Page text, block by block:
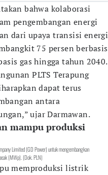
bahwa kolaborasi
pengembangan energi
dari upaya transisi energi
75 persen berbasis
gas hingga tahun 2040.
PLTS Terapung
dapat terus
antara
ujar Darmawan.
mampu produksi
Limited (GD Power) untuk mengembangkan
(MWp). (Dok. PLN)
memproduksi listrik